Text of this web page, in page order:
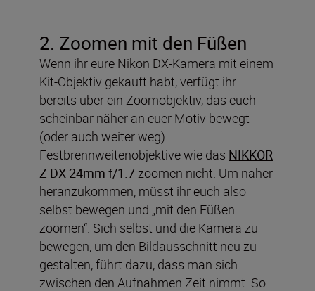
2. Zoomen mit den Füßen
Wenn ihr eure Nikon DX-Kamera mit einem
Kit-Objektiv gekauft habt, verfügt ihr
bereits über ein Zoomobjektiv, das euch
scheinbar näher an euer Motiv bewegt
(oder auch weiter weg).
Festbrennweitenobjektive wie das NIKKOR
Z DX 24mm f/1.7zoomen nicht. Um näher
heranzukommen, müsst ihr euch also
selbst bewegen und „mit den Füßen
zoomen“. Sich selbst und die Kamera zu
bewegen, um den Bildausschnitt neu zu
gestalten, führt dazu, dass man sich
zwischen den Aufnahmen Zeit nimmt. So